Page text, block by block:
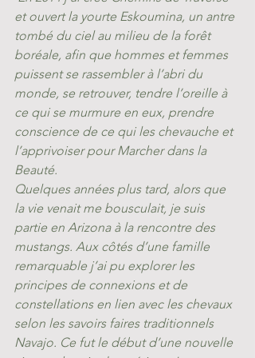
et ouvert la yourte Eskoumina, un antre
tombé du ciel au milieu de la forêt
boréale, afin que hommes et femmes
puissent se rassembler à l’abri du
monde, se retrouver, tendre l’oreille à
ce qui se murmure en eux, prendre
conscience de ce qui les chevauche et
l’apprivoiser pour Marcher dans la
Beauté.
Quelques années plus tard, alors que
la vie venait me bousculait, je suis
partie en Arizona à la rencontre des
mustangs. Aux côtés d’une famille
remarquable j’ai pu explorer les
principes de connexions et de
constellations en lien avec les chevaux
selon les savoirs faires traditionnels
Navajo. Ce fut le début d’une nouvelle